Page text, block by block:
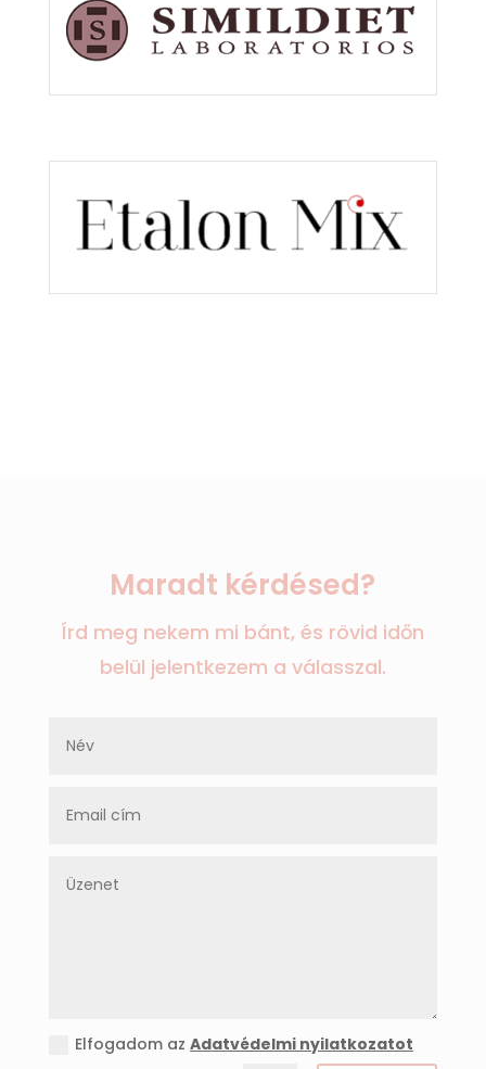
Maradt kérdésed?
Írd meg nekem mi bánt, és rövid időn
belül jelentkezem a válasszal.
Elfogadom azAdatvédelmi nyilatkozatot